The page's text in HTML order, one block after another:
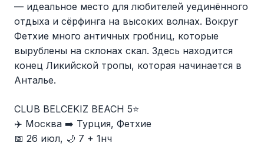
— идеальное место для любителей уединённого
отдыха и сёрфинга на высоких волнах. Вокруг
Фетхие много античных гробниц, которые
вырублены на склонах скал. Здесь находится
конец Ликийской тропы, которая начинается в
Анталье.
CLUB BELCEKIZ BEACH 5⭐️
✈️ Москва ➡️ Турция, Фетхие
📅 26 июл, 🌙 7 + 1нч